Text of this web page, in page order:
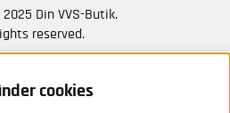
Din VVS-Butik.
reserved.
FRÅN OSS
cookies